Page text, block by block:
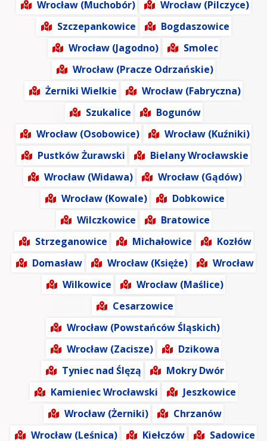
Wrocław (Muchobór)
Wrocław (Pilczyce)
Szczepankowice
Bogdaszowice
Wrocław (Jagodno)
Smolec
Wrocław (Pracze Odrzańskie)
Żerniki Wielkie
Wrocław (Fabryczna)
Szukalice
Bogunów
Wrocław (Osobowice)
Wrocław (Kuźniki)
Pustków Żurawski
Bielany Wrocławskie
Wrocław (Widawa)
Wrocław (Gądów)
Wrocław (Kowale)
Dobkowice
Wilczkowice
Bratowice
Strzeganowice
Michałowice
Kozłów
Domasław
Wrocław (Księże)
Wrocław
Wilkowice
Wrocław (Maślice)
Cesarzowice
Wrocław (Powstańców Śląskich)
Wrocław (Zacisze)
Dzikowa
Tyniec nad Ślęzą
Mokry Dwór
Kamieniec Wrocławski
Jeszkowice
Wrocław (Żerniki)
Chrzanów
Wrocław (Leśnica)
Kiełczów Sadowice